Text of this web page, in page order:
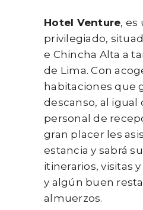
Hotel Venture, es
privilegiado,
e Chincha Alta a
de Lima. Con
habitaciones que
descanso, al igual
personal de
gran placer les
estancia y sabrá
itinerarios, visitas
y algún buen
almuerzos.